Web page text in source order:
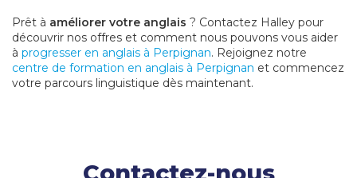
Prêt à améliorer votre anglais ? Contactez Halley pour
découvrir nos offres et comment nous pouvons vous aider
à progresser en anglais à Perpignan. Rejoignez notre
centre de formation en anglais à Perpignan et commencez
votre parcours linguistique dès maintenant.